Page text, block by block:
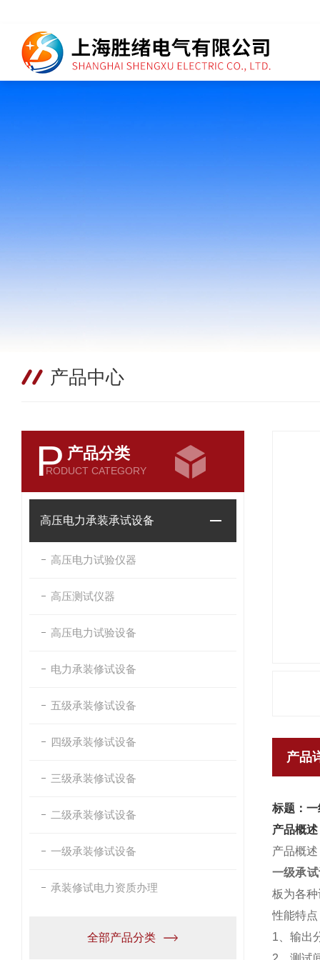
产品中心
P 产品分类
RODUCT CATEGORY
高压电力承装承试设备
高压电力试验仪器
高压测试仪器
高压电力试验设备
电力承装修试设备
五级承装修试设备
四级承装修试设备
三级承装修试设备
二级承装修试设备
一级承装修试设备
承装修试电力资质办理
全部产品分类
产品
标题：
产品概述
产品概述
一级承
板为各
性能特点
1、输出